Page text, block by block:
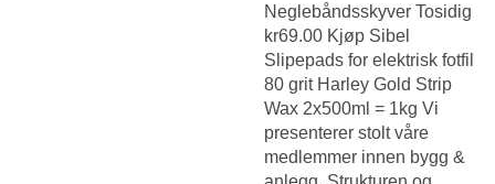
Neglebåndsskyver Tosidig
kr69.00 Kjøp Sibel
Slipepads for elektrisk fotfil
80 grit Harley Gold Strip
Wax 2x500ml = 1kg Vi
presenterer stolt våre
medlemmer innen bygg &